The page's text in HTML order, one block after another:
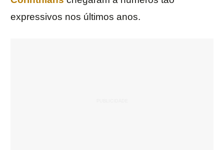
expressivos nos últimos anos.